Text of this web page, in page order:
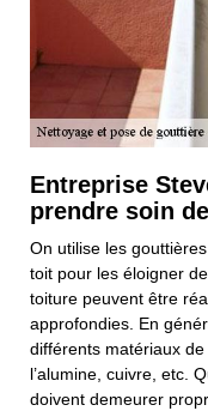
Entreprise
prendre soin
On utilise les
toit pour les éloigner
toiture peuvent être
approfondies. En
différents matériaux
l’alumine, cuivre, etc.
doivent demeurer